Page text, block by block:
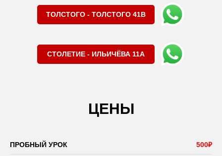
ТОЛСТОГО - ТОЛСТОГО 41В
СТОЛЕТИЕ - ИЛЬИЧЁВА 11А
ЦЕНЫ
ПРОБНЫЙ УРОК 500₽